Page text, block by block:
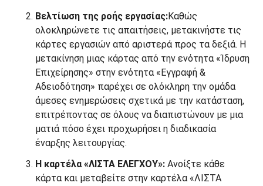
Βελτίωση της ροής εργασίας:Καθώς
ολοκληρώνετε τις απαιτήσεις, μετακινήστε τις
κάρτες εργασιών από αριστερά προς τα δεξιά. Η
μετακίνηση μιας κάρτας από την ενότητα «Ίδρυση
Επιχείρησης» στην ενότητα «Εγγραφή &
Αδειοδότηση» παρέχει σε ολόκληρη την ομάδα
άμεσες ενημερώσεις σχετικά με την κατάσταση,
επιτρέποντας σε όλους να διαπιστώνουν με μια
ματιά πόσο έχει προχωρήσει η διαδικασία
έναρξης λειτουργίας.
Η καρτέλα «ΛΙΣΤΑ ΕΛΕΓΧΟΥ»: Ανοίξτε κάθε
κάρτα και μεταβείτε στην καρτέλα «ΛΙΣΤΑ